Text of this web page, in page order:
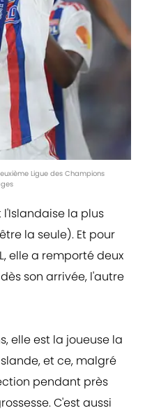
Ligue des Champions
l'Islandaise la plus
la seule). Et pour
elle a remporté deux
son arrivée, l'autre
elle est la joueuse la
et ce, malgré
pendant près
C'est aussi